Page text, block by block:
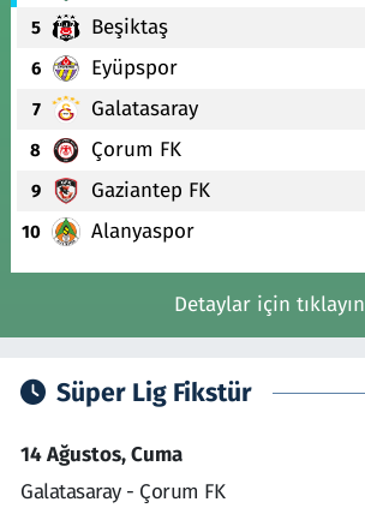
5 Beşiktaş
6 Eyüpspor
7 Galatasaray
8 Çorum FK
9 Gaziantep FK
10 Alanyaspor
Detaylar için tıklayın
Süper Lig Fikstür
14 Ağustos, Cuma
Galatasaray - Çorum FK